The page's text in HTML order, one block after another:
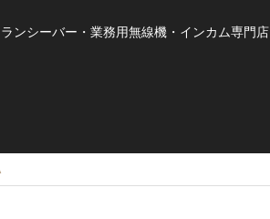
ランシーバー・業務用無線機・インカム専門店